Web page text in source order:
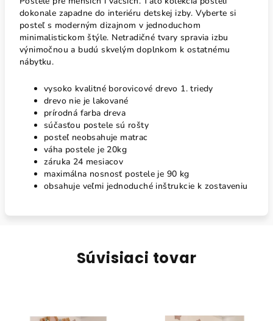
dokonale zapadne do interiéru detskej izby. Vyberte si
posteľ s moderným dizajnom v jednoduchom
minimalistickom štýle. Netradičné tvary spravia izbu
výnimočnou a budú skvelým doplnkom k ostatnému
nábytku.
vysoko kvalitné borovicové drevo 1. triedy
drevo nie je lakované
prírodná farba dreva
súčasťou postele sú rošty
posteľ neobsahuje matrac
váha postele je 20kg
záruka 24 mesiacov
maximálna nosnosť postele je 90 kg
obsahuje veľmi jednoduché inštrukcie k zostaveniu
Súvisiaci tovar